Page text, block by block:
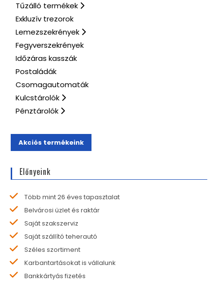
Tűzálló termékek
Exkluzív trezorok
Lemezszekrények
Fegyverszekrények
Időzáras kasszák
Postaládák
Csomagautomaták
Kulcstárolók
Pénztárolók
Akciós termékeink
Előnyeink
Több mint 26 éves tapasztalat
Belvárosi üzlet és raktár
Saját szakszerviz
Saját szállító teherautó
Széles szortiment
Karbantartásokat is vállalunk
Bankkártyás fizetés